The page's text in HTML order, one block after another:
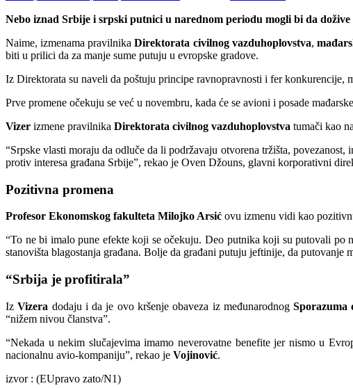
Nebo iznad Srbije i srpski putnici u narednom periodu mogli bi da
Naime, izmenama pravilnikaDirektorata civilnog vazduhoplovstva,
biti u prilici da za manje sume putuju u evropske gradove.
Iz Direktorata su naveli da poštuju principe ravnopravnosti i fer konkurencije,
Prve promene očekuju se već u novembru, kada će se avioni i posade
Vizer izmene pravilnika Direktorata civilnog vazduhoplovstva tumači kao
“Srpske vlasti moraju da odluče da li podržavaju otvorena tržišta,
protiv interesa građana Srbije”, rekao je Oven Džouns, glavni korporativni
Pozitivna promena
Profesor Ekonomskog fakulteta Milojko Arsić ovu izmenu vidi kao
“To ne bi imalo pune efekte koji se očekuju. Deo putnika koji su putovali po
stanovišta blagostanja građana. Bolje da građani putuju jeftinije, da putovanje
“Srbija je profitirala”
IzVizera dodaju i da je ovo kršenje obaveza iz međunarodnogSporazuma
“nižem nivou članstva”.
“Nekada u nekim slučajevima imamo neverovatne benefite jer nismo u
nacionalnu avio-kompaniju”, rekao je Vojinović.
izvor : (EUpravo zato/N1)